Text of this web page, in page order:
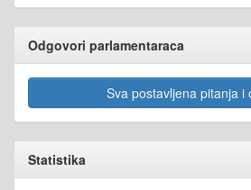
Odgovori parlamentaraca
Sva postavljena pitanja i
Statistika